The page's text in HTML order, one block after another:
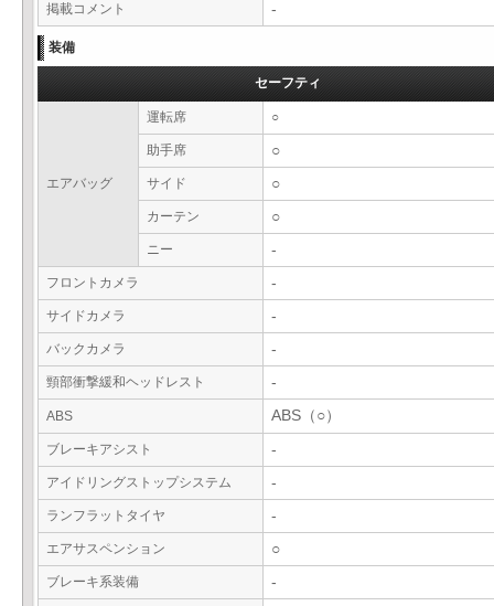
掲載コメント -
装備
セーフティ
エアバッグ
運転席 ○
助手席 ○
サイド ○
カーテン ○
ニー -
フロントカメラ -
サイドカメラ -
バックカメラ -
頸部衝撃緩和ヘッドレスト -
ABS ABS（○）
ブレーキアシスト -
アイドリングストップシステム -
ランフラットタイヤ -
エアサスペンション ○
ブレーキ系装備 -